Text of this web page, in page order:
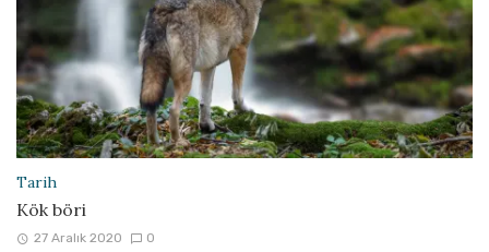
Tarih
Kök böri
27 Aralık 2020 0